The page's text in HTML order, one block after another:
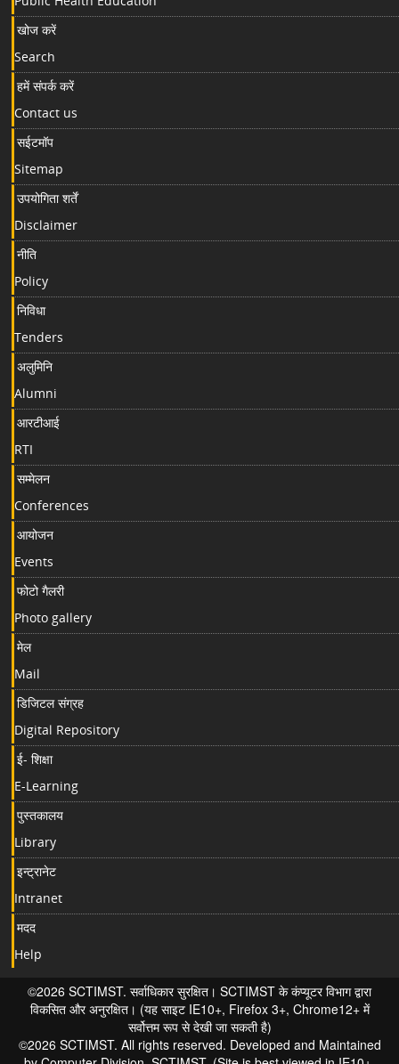
खोज करें
Search
हमें संपर्क करें
Contact us
सईटमॉप
Sitemap
उपयोगिता शर्तें
Disclaimer
नीति
Policy
निविधा
Tenders
अलुमिनि
Alumni
आरटीआई
RTI
सम्मेलन
Conferences
आयोजन
Events
फोटो गैलरी
Photo gallery
मेल
Mail
डिजिटल संग्रह
Digital Repository
ई- शिक्षा
E-Learning
पुस्तकालय
Library
इन्ट्रानेट
Intranet
मदद
Help
©2026 SCTIMST. सर्वाधिकार सुरक्षित। SCTIMST के कंप्यूटर विभाग द्वारा
विकसित और अनुरक्षित। (यह साइट IE10+, Firefox 3+, Chrome12+ में
सर्वोत्तम रूप से देखी जा सकती है)
©2026 SCTIMST. All rights reserved. Developed and Maintained